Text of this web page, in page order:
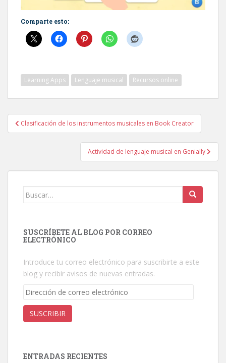
Comparte esto:
Learning Apps Lenguaje musical Recursos online
Navegación
de
Clasificación de los instrumentos musicales en Book Creator
Actividad de lenguaje musical en Genially
Buscar:
SUSCRÍBETE AL BLOG POR CORREO
ELECTRÓNICO
Introduce tu correo electrónico para suscribirte a este
blog y recibir avisos de nuevas entradas.
Dirección
correo
electrónico
SUSCRIBIR
ENTRADAS RECIENTES